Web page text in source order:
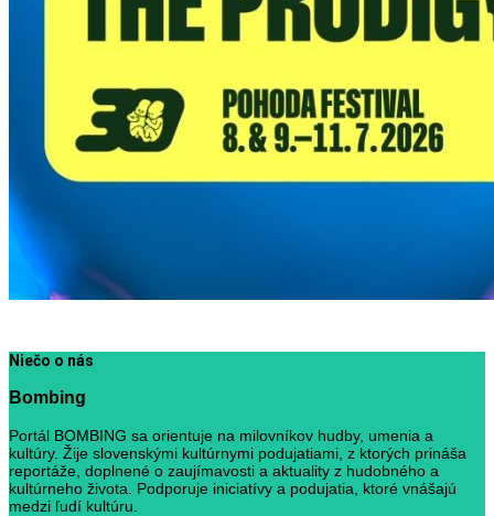
Niečo o nás
Bombing
Portál BOMBING sa orientuje na milovníkov hudby, umenia a
kultúry. Žije slovenskými kultúrnymi podujatiami, z ktorých prináša
reportáže, doplnené o zaujímavosti a aktuality z hudobného a
kultúrneho života. Podporuje iniciatívy a podujatia, ktoré vnášajú
medzi ľudí kultúru.